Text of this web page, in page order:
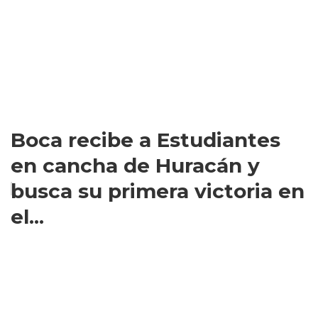
Boca recibe a Estudiantes
en cancha de Huracán y
busca su primera victoria en
el...